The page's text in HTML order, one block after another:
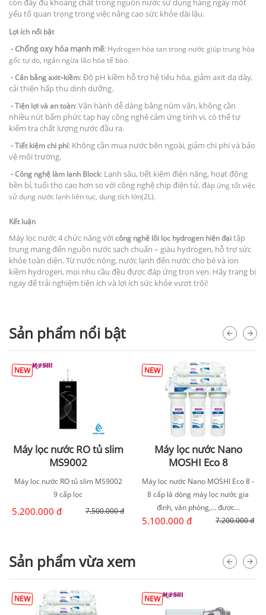
còn đầy đủ khoáng chất trong nguồn nước sử dụng hàng ngày một
yếu tố quan trọng trong việc nâng cao sức khỏe dài lâu.
Lợi ích nổi bật
- Chống oxy hóa mạnh mẽ: Hydrogen hòa tan trong nước giúp trung hòa
gốc tự do, ngăn ngừa lão hóa tế bào.
- Cân bằng axit–kiềm: Độ pH kiềm hỗ trợ hệ tiêu hóa, giảm axit dạ dày,
cải thiện hấp thu dinh dưỡng.
- Tiện lợi và an toàn: Vận hành dễ dàng bằng núm vặn, không cần
nhiều nút bấm phức tạp hay công nghệ cảm ứng tinh vi, có thể tự
kiểm tra chất lượng nước đầu ra.
- Tiết kiệm chi phí: Không cần mua nước bên ngoài, giảm chi phí và bảo
vệ môi trường.
-Công nghệ làm lạnh Block: Lạnh sâu, tiết kiệm điện năng, hoạt động
bền bỉ, tuổi thọ cao hơn so với công nghệ chip điện tử, đáp ứng tốt việc
sử dụng nước lạnh liên tục, dung tích lớn(2L).
Kết luận
Máy lọc nước 4 chức năng với công nghệ lõi lọc hydrogen hiện đạitập
trung mang đến nguồn nước sạch chuẩn – giàu hydrogen, hỗ trợ sức
khỏe toàn diện. Từ nước nóng, nước lạnh đến nước cho bé và ion
kiềm hydrogen, mọi nhu cầu đều được đáp ứng trọn vẹn. Hãy trang bị
ngay để trải nghiệm tiện ích và lợi ích sức khỏe vượt trội!
Sản phẩm nổi bật
NEW
Máy lọc nước RO tủ slim
MS9002
Máy lọc nước RO tủ slim MS9002
9 cấp lọc
5.200.000 đ 7.500.000 đ
NEW
Máy lọc nước Nano
MOSHI Eco 8
Máy lọc nước Nano MOSHI Eco 8 -
8 cấp là dòng máy lọc nước gia
đình, văn phòng,... được…
5.100.000 đ 7.200.000 đ
Sản phẩm vừa xem
NEW NEW